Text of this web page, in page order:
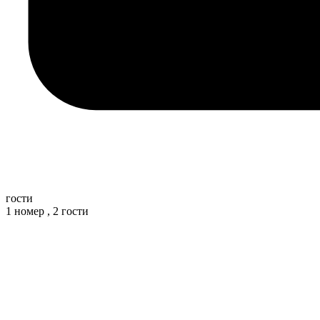
гости
1 номер , 2 гости